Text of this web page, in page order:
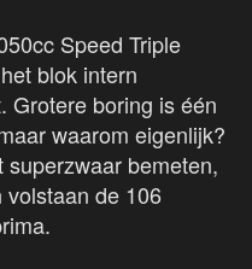
Speed Triple
blok intern
Grotere boring is één
waarom eigenlijk?
bemeten,
de 106